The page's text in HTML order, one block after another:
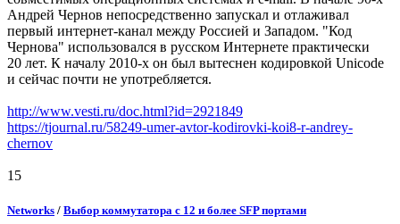
Андрей Чернов непосредственно запускал и отлаживал
первый интернет-канал между Россией и Западом. "Код
Чернова" использовался в русском Интернете практически
20 лет. К началу 2010-х он был вытеснен кодировкой Unicode
и сейчас почти не употребляется.
http://www.vesti.ru/doc.html?id=2921849
https://tjournal.ru/58249-umer-avtor-kodirovki-koi8-r-andrey-
chernov
15
Networks / Выбор коммутатора с 12 и более SFP портами